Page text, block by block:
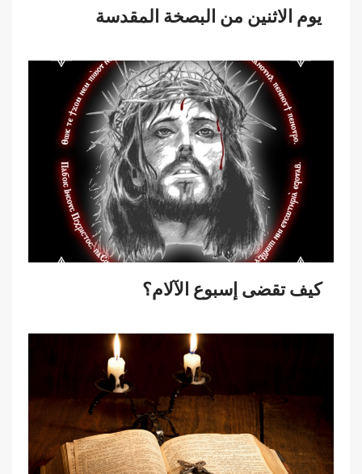
يوم الاثنين من البصخة المقدسة
كيف تقضى إسبوع الآلام؟